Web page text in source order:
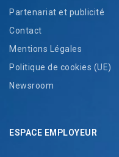
Partenariat et publicité
Contact
Mentions Légales
Politique de cookies (UE)
Newsroom
ESPACE EMPLOYEUR